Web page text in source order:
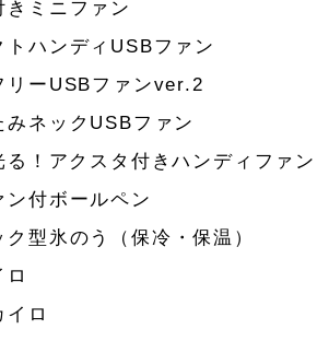
きミニファン
トハンディUSBファン
リーUSBファンver.2
みネックUSBファン
る！アクスタ付きハンディファン
ン付ボールペン
ク型氷のう（保冷・保温）
ロ
イロ